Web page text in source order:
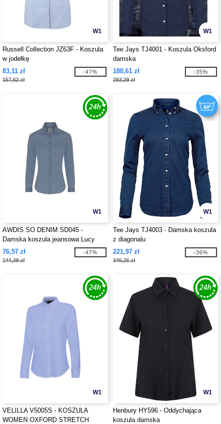
W1
Russell Collection JZ63F - Koszula
w jodełkę
83,11 zł
157,62 zł
-47%
W1
Tee Jays TJ4001 - Koszula Oksford
damska
188,61 zł
292,29 zł
-35%
W1
AWDIS SO DENIM SD045 -
Damska koszula jeansowa Lucy
76,57 zł
144,39 zł
-47%
W1
Tee Jays TJ4003 - Damska koszula
z diagonalu
221,97 zł
345,26 zł
-36%
W1
VELILLA V5005S - KOSZULA
WOMEN OXFORD STRETCH
W1
Henbury HY596 - Oddychająca
koszula damska